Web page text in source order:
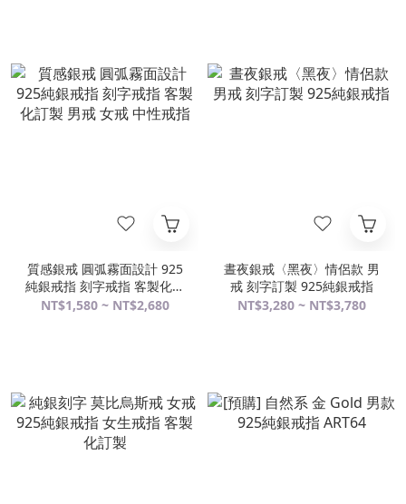
質感銀戒 圓弧霧面設計 925
純銀戒指 刻字戒指 客製化訂
製 男戒 女戒 中性戒指
NT$1,580 ~ NT$2,680
晝夜銀戒〈黑夜〉情侶款 男
戒 刻字訂製 925純銀戒指
NT$3,280 ~ NT$3,780